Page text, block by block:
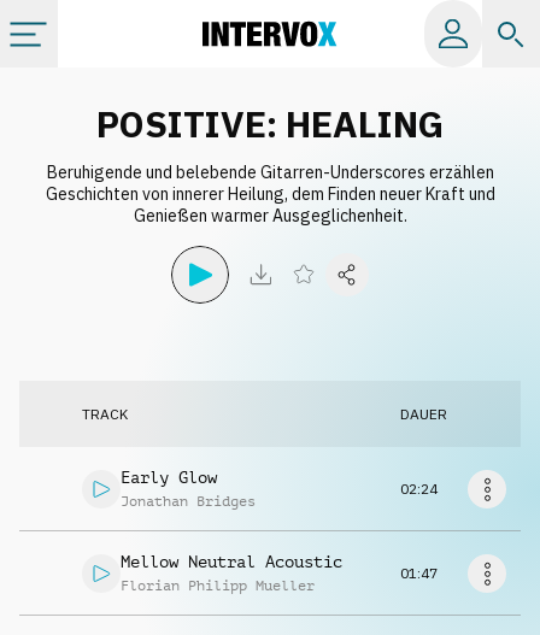
Alle Alben
POSITIVE: HEALING
Beruhigende und belebende Gitarren-Underscores erzählen
Geschichten von innerer Heilung, dem Finden neuer Kraft und
Genießen warmer Ausgeglichenheit.
TRACK DAUER
Early Glow
Jonathan Bridges
02:24
Mellow Neutral Acoustic
Florian Philipp Mueller
01:47